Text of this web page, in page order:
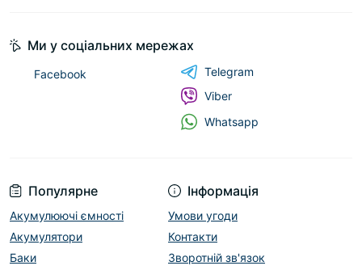
Популярне
Акумулюючі ємності
Акумулятори
Баки
Інформація
Умови угоди
Контакти
Зворотній зв'язок
Ми у соціальних мережах
Facebook
Telegram
Viber
Whatsapp